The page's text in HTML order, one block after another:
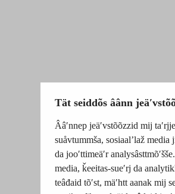
Tät seiddõs âânn
Ââʹnnep jeäʹvstõõzzid mij
suåvtummša, sosiaalʼlaž
da jooʹttimeäʹr
media, ǩeeitas-sueʹrj da
teâđaid tõʹst, mäʹhtt aanak mij